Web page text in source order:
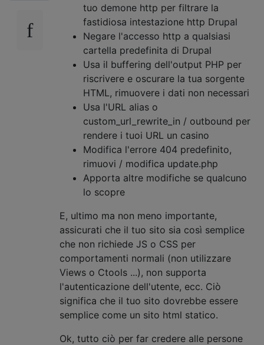
tuo demone http per filtrare la
fastidiosa intestazione http Drupal
Negare l'accesso http a qualsiasi
cartella predefinita di Drupal
Usa il buffering dell'output PHP per
riscrivere e oscurare la tua sorgente
HTML, rimuovere i dati non necessari
Usa l'URL alias o
custom_url_rewrite_in / outbound per
rendere i tuoi URL un casino
Modifica l'errore 404 predefinito,
rimuovi / modifica update.php
Apporta altre modifiche se qualcuno
lo scopre
E, ultimo ma non meno importante,
assicurati che il tuo sito sia così semplice
che non richiede JS o CSS per
comportamenti normali (non utilizzare
Views o Ctools ...), non supporta
l'autenticazione dell'utente, ecc. Ciò
significa che il tuo sito dovrebbe essere
semplice come un sito html statico.
Ok, tutto ciò per far credere alle persone